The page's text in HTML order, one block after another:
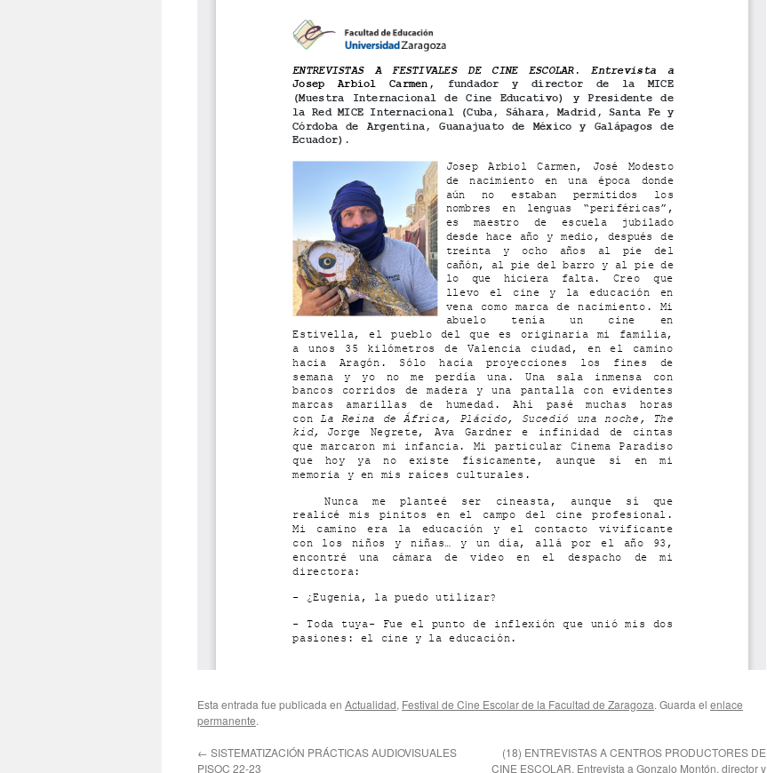
Esta entrada fue publicada en Actualidad, Festival de Cine Escolar de la Facultad de Zaragoza. Guarda el enlace
permanente.
← SISTEMATIZACIÓN PRÁCTICAS AUDIOVISUALES
PISOC 22-23
(18) ENTREVISTAS A CENTROS PRODUCTORES DE
CINE ESCOLAR. Entrevista a Gonzalo Montón, director y